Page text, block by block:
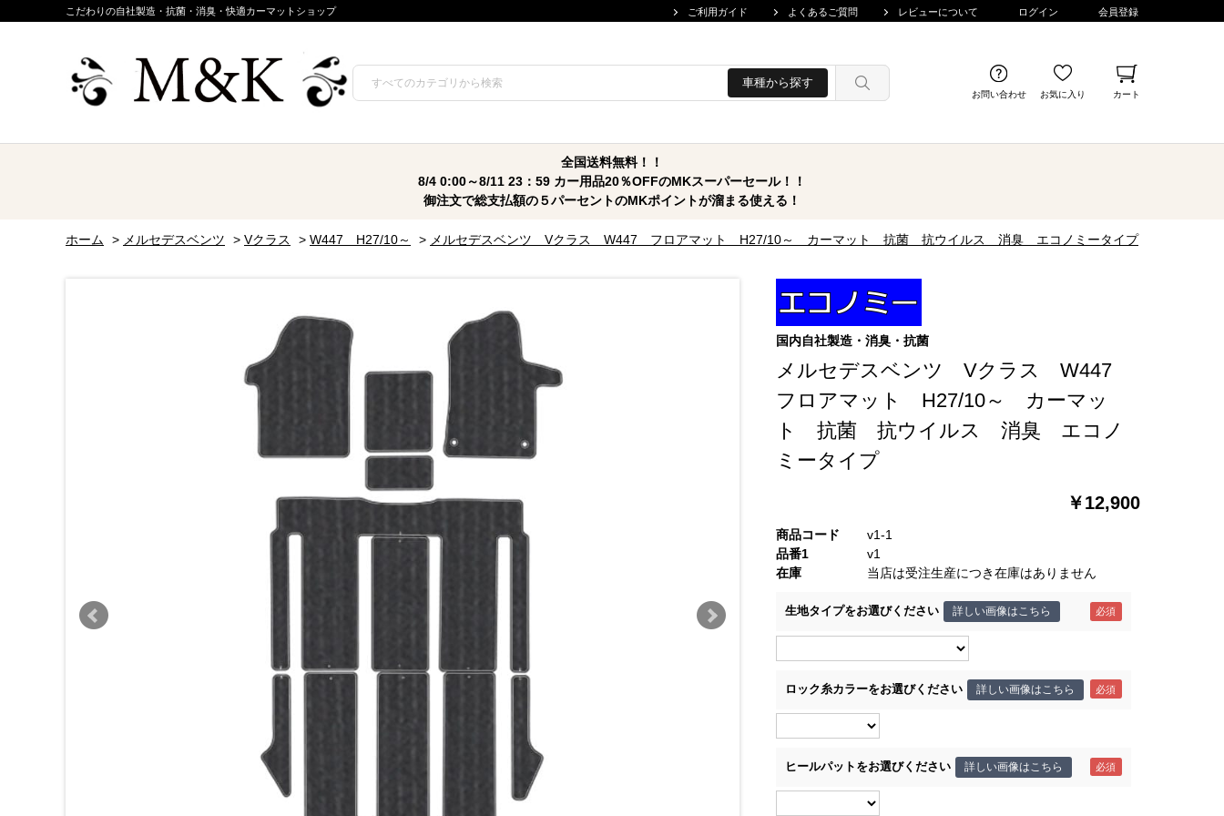
こだわりの自社製造・抗菌・消臭・快適カーマットショップ ご利用ガイド よくあるご質問 レビューについて ログイン 会員登録
車種から探す
お問い合わせ お気に入り カート
全国送料無料！！
8/4 0:00～8/11 23：59 カー用品20％OFFのMKスーパーセール！！
御注文で総支払額の５パーセントのMKポイントが溜まる使える！
ホーム > メルセデスベンツ > Vクラス > W447 H27/10～ > メルセデスベンツ Vクラス W447 フロアマット H27/10～ カーマット 抗菌 抗ウイルス 消臭 エコノミータイプ
国内自社製造・消臭・抗菌
メルセデスベンツ Vクラス W447
フロアマット H27/10～ カーマッ
ト 抗菌 抗ウイルス 消臭 エコノ
ミータイプ
￥12,900
商品コード
v1-1
品番1
v1
在庫
当店は受注生産につき在庫はありません
生地タイプをお選びください 詳しい画像はこちら
ロック糸カラーをお選びください 詳しい画像はこちら
ヒールパットをお選びください 詳しい画像はこちら